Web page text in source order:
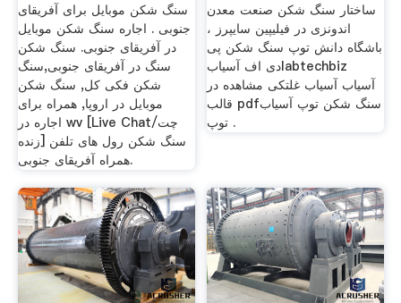
سنگ شکن موبایل برای آفریقای
جنوبی . اجاره سنگ شکن موبایل
در آفریقای جنوبی. سنگ شکن
سنگ در آفریقای جنوبی,سنگ
شکن فکی کل, سنگ شکن
موبایل در اروپا, همراه برای
اجاره در wv [Live Chat/چت
زنده] سنگ شکن رول های تلفن
همراه آفریقای جنوبی.
ساختار سنگ شکن صنعت معدن
اندونزی در فیلیپین سایپرز ،
باشگاه دانش توپ سنگ شکن پی
دی اف آسیابlabtechbiz
آسیاب آسیاب غلتکی مشاهده در
قالب pdfسنگ شکن توپ آسیاب
توپ .